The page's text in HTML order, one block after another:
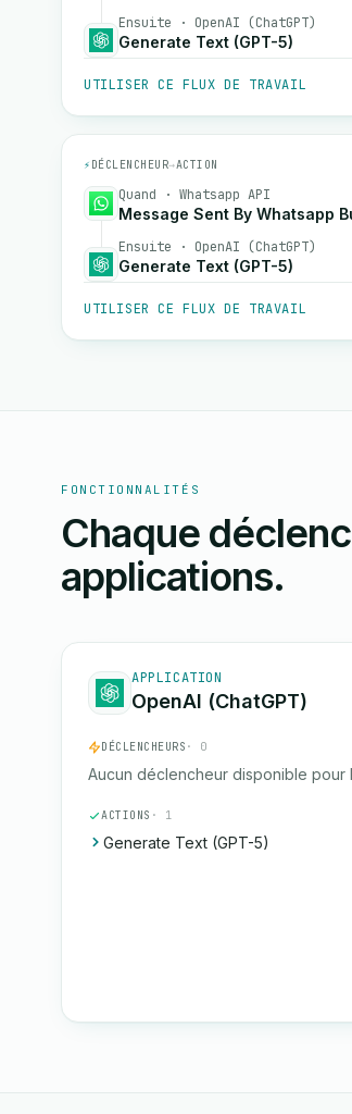
Ensuite · OpenAI (ChatGPT)
Generate Text (GPT-5)
UTILISER CE FLUX DE TRAVAIL
⚡ DÉCLENCHEUR→ACTION
Quand · Whatsapp API
Message Sent By Whatsapp
Ensuite · OpenAI (ChatGPT)
Generate Text (GPT-5)
UTILISER CE FLUX DE TRAVAIL
FONCTIONNALITÉS
Chaque
applications.
APPLICATION
OpenAI (ChatGPT)
DÉCLENCHEURS · 0
Aucun déclencheur disponible pour
ACTIONS · 1
Generate Text (GPT-5)